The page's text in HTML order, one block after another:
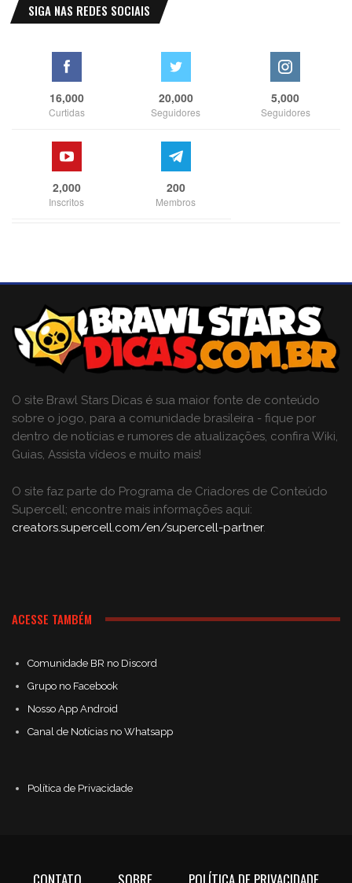
SIGA NAS REDES SOCIAIS
16,000
Curtidas
20,000
Seguidores
5,000
Seguidores
2,000
Inscritos
200
Membros
O site Brawl Stars Dicas é sua maior fonte de conteúdo
sobre o jogo, para a comunidade brasileira - fique por
dentro de notícias e rumores de atualizações, confira Wiki,
Guias, Assista vídeos e muito mais!
O site faz parte do Programa de Criadores de Conteúdo
Supercell; encontre mais informações aqui:
creators.supercell.com/en/supercell-partner.
ACESSE TAMBÉM
Comunidade BR no Discord
Grupo no Facebook
Nosso App Android
Canal de Notícias no Whatsapp
Política de Privacidade